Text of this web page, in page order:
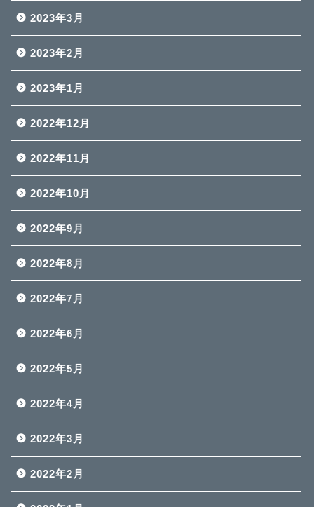
2023年3月
2023年2月
2023年1月
2022年12月
2022年11月
2022年10月
2022年9月
2022年8月
2022年7月
2022年6月
2022年5月
2022年4月
2022年3月
2022年2月